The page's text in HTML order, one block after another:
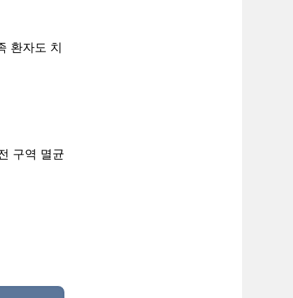
환자도 치
구역 멸균